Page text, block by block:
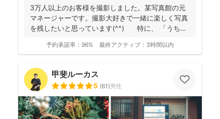
3万人以上のお客様を撮影しました。某写真館の元
マネージャーです。撮影大好きで一緒に楽しく写真
を残したいと思っています(^^) 特に、 「うち
予約承諾率： 96% 最終アクティブ： 3時間以内
甲斐ルーカス
5 (61)男性